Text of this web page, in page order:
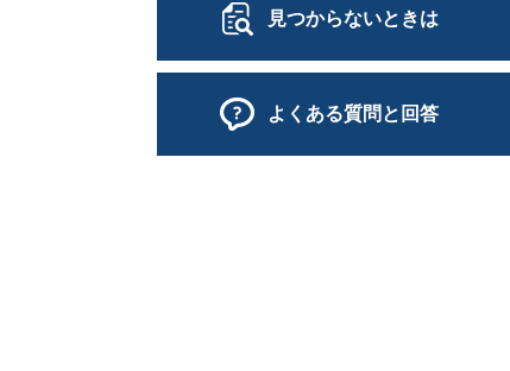
見つからないときは
よくある質問と回答